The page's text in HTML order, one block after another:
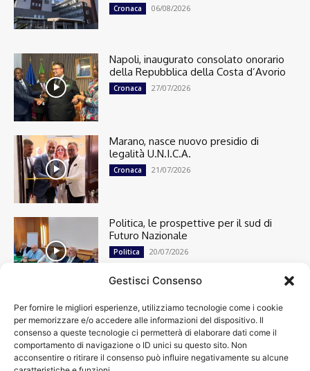
Gestisci Consenso
Per fornire le migliori esperienze, utilizziamo tecnologie come i cookie
per memorizzare e/o accedere alle informazioni del dispositivo. Il
consenso a queste tecnologie ci permetterà di elaborare dati come il
comportamento di navigazione o ID unici su questo sito. Non
acconsentire o ritirare il consenso può influire negativamente su alcune
Cronaca 06/08/2026
Napoli, inaugurato consolato onorario
della Repubblica della Costa d’Avorio
Cronaca 27/07/2026
Marano, nasce nuovo presidio di
legalità U.N.I.C.A.
Cronaca 21/07/2026
Politica, le prospettive per il sud di
Futuro Nazionale
Politica 20/07/2026
Cronaca
13492
Attualità
7299
top
News
4208